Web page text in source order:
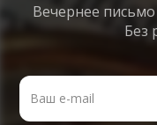
Вечернее
Без